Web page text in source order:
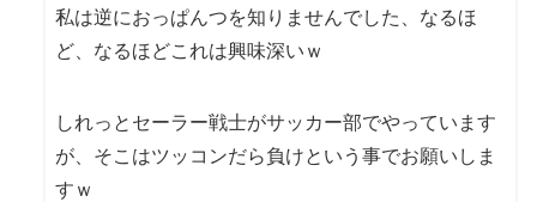
私は逆におっぱんつを知りませんでした、なるほ
ど、なるほどこれは興味深いｗ
しれっとセーラー戦士がサッカー部でやっています
が、そこはツッコンだら負けという事でお願いしま
すｗ